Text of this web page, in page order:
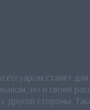
станет
но и своей
стороны.